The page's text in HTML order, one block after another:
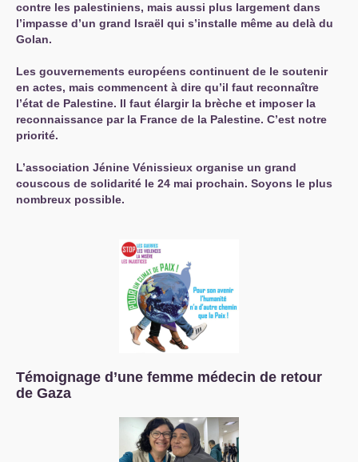
contre les palestiniens, mais aussi plus largement dans
l’impasse d’un grand Israël qui s’installe même au delà du
Golan.
Les gouvernements européens continuent de le soutenir
en actes, mais commencent à dire qu’il faut reconnaître
l’état de Palestine. Il faut élargir la brèche et imposer la
reconnaissance par la France de la Palestine. C’est notre
priorité.
L’association Jénine Vénissieux organise un grand
couscous de solidarité le 24 mai prochain. Soyons le plus
nombreux possible.
Témoignage d’une femme médecin de retour
de Gaza